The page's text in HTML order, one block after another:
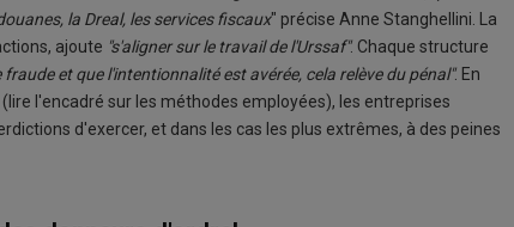
la Dreal, les services fiscaux" précise Anne Stanghellini. La
ajoute "s'aligner sur le travail de l'Urssaf". Chaque structure
fraude et que l'intentionnalité est avérée, cela relève du pénal". En
l'encadré sur les méthodes employées), les entreprises
d'exercer, et dans les cas les plus extrêmes, à des peines